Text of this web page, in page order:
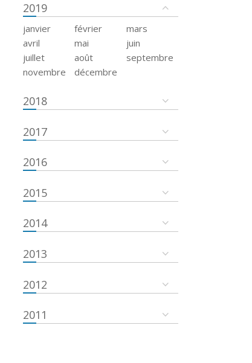
2019
janvier février
mars
avril
mai
juin
juillet
août
septembre
novembre
décembre
2018
2017
2016
2015
2014
2013
2012
2011